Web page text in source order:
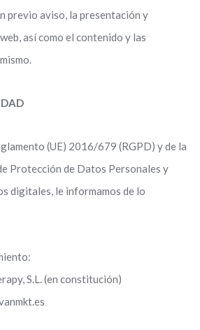
previo aviso, la presentación y
así como el contenido y las
(UE) 2016/679 (RGPD) y de la
Protección de Datos Personales y
digitales, le informamos de lo
S.L. (en constitución)